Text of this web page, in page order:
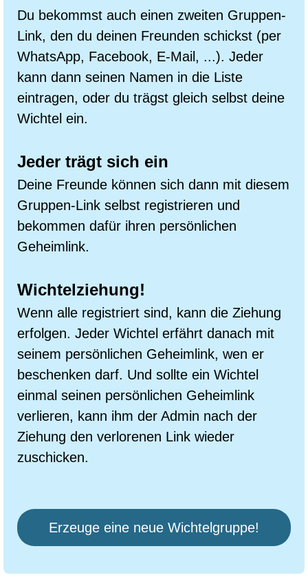
Du bekommst auch einen zweiten Gruppen-
Link, den du deinen Freunden schickst (per
WhatsApp, Facebook, E-Mail, ...). Jeder
kann dann seinen Namen in die Liste
eintragen, oder du trägst gleich selbst deine
Wichtel ein.
Jeder trägt sich ein
Deine Freunde können sich dann mit diesem
Gruppen-Link selbst registrieren und
bekommen dafür ihren persönlichen
Geheimlink.
Wichtelziehung!
Wenn alle registriert sind, kann die Ziehung
erfolgen. Jeder Wichtel erfährt danach mit
seinem persönlichen Geheimlink, wen er
beschenken darf. Und sollte ein Wichtel
einmal seinen persönlichen Geheimlink
verlieren, kann ihm der Admin nach der
Ziehung den verlorenen Link wieder
zuschicken.
Erzeuge eine neue Wichtelgruppe!